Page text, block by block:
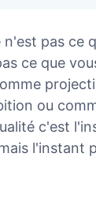
pas ce
ce que
ou
c'est
l'instant